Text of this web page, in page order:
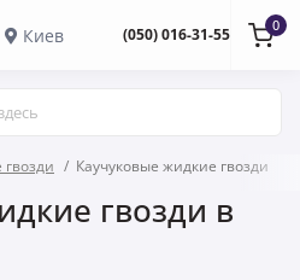
Киев (050) 016-31-55 0
Каучуковые жидкие гвозди
гвозди в